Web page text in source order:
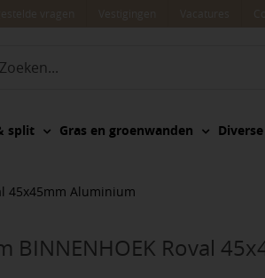
split Gras en groenwanden Diverse
45x45mm Aluminium
BINNENHOEK Roval